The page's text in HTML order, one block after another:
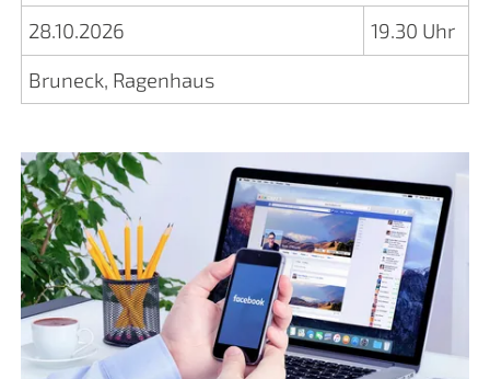
28.10.2026
19.30 Uhr
Bruneck, Ragenhaus